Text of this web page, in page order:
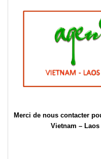
Merci de nous contacter
Vietnam –